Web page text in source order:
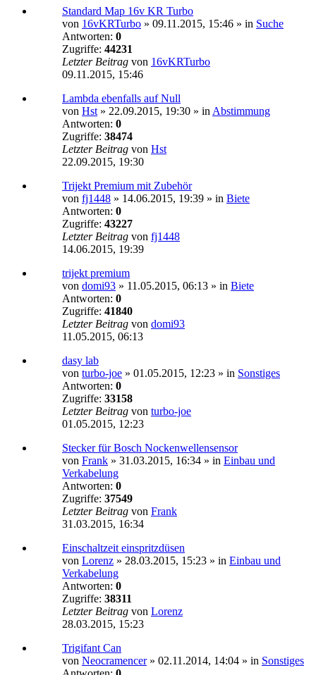
Standard Map 16v KR Turbo
von 16vKRTurbo » 09.11.2015, 15:46 » in Suche
Antworten: 0
Zugriffe: 44231
Letzter Beitrag von 16vKRTurbo
09.11.2015, 15:46
Lambda ebenfalls auf Null
von Hst » 22.09.2015, 19:30 » in Abstimmung
Antworten: 0
Zugriffe: 38474
Letzter Beitrag von Hst
22.09.2015, 19:30
Trijekt Premium mit Zubehör
von fj1448 » 14.06.2015, 19:39 » in Biete
Antworten: 0
Zugriffe: 43227
Letzter Beitrag von fj1448
14.06.2015, 19:39
trijekt premium
von domi93 » 11.05.2015, 06:13 » in Biete
Antworten: 0
Zugriffe: 41840
Letzter Beitrag von domi93
11.05.2015, 06:13
dasy lab
von turbo-joe » 01.05.2015, 12:23 » in Sonstiges
Antworten: 0
Zugriffe: 33158
Letzter Beitrag von turbo-joe
01.05.2015, 12:23
Stecker für Bosch Nockenwellensensor
von Frank » 31.03.2015, 16:34 » in Einbau und
Verkabelung
Antworten: 0
Zugriffe: 37549
Letzter Beitrag von Frank
31.03.2015, 16:34
Einschaltzeit einspritzdüsen
von Lorenz » 28.03.2015, 15:23 » in Einbau und
Verkabelung
Antworten: 0
Zugriffe: 38311
Letzter Beitrag von Lorenz
28.03.2015, 15:23
Trigifant Can
von Neocramencer» 02.11.2014, 14:04 » in Sonstiges